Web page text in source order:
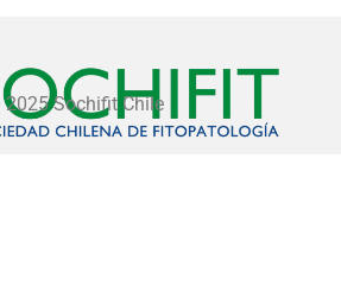
Sochifit Chile